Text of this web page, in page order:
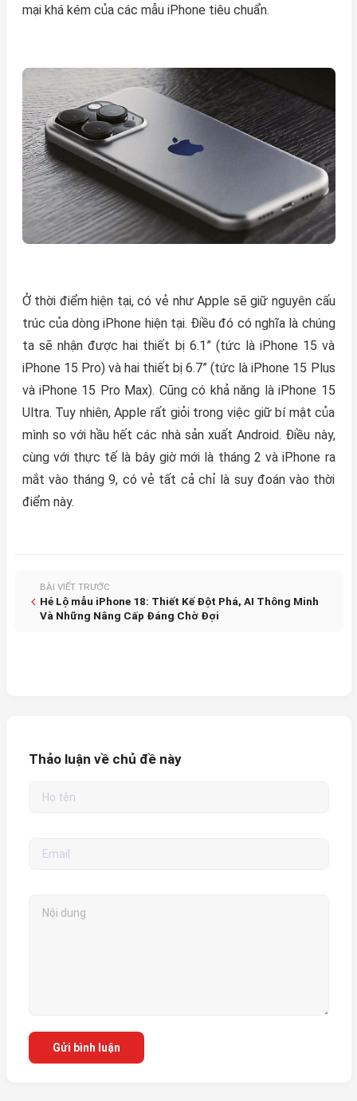
mại khá kém của các mẫu iPhone tiêu chuẩn.
Ở thời điểm hiện tại, có vẻ như Apple sẽ giữ nguyên cấu
trúc của dòng iPhone hiện tại. Điều đó có nghĩa là chúng
ta sẽ nhận được hai thiết bị 6.1” (tức là iPhone 15 và
iPhone 15 Pro) và hai thiết bị 6.7” (tức là iPhone 15 Plus
và iPhone 15 Pro Max). Cũng có khả năng là iPhone 15
Ultra. Tuy nhiên, Apple rất giỏi trong việc giữ bí mật của
mình so với hầu hết các nhà sản xuất Android. Điều này,
cùng với thực tế là bây giờ mới là tháng 2 và iPhone ra
mắt vào tháng 9, có vẻ tất cả chỉ là suy đoán vào thời
điểm này.
BÀI VIẾT TRƯỚC
Hé Lộ mẫu iPhone 18: Thiết Kế Đột Phá, AI Thông Minh
Và Những Nâng Cấp Đáng Chờ Đợi
Thảo luận về chủ đề này
Gửi bình luận